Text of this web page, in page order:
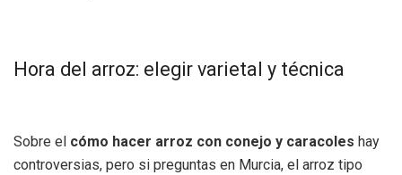
Hora del arroz: elegir varietal y técnica
Sobre el cómo hacer arroz con conejo y caracoles hay
controversias, pero si preguntas en Murcia, el arroz tipo